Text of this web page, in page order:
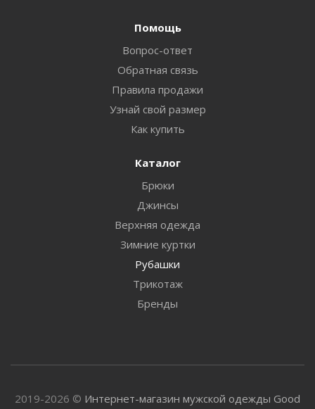
Помощь
Вопрос-ответ
Обратная связь
Правила продажи
Узнай свой размер
Как купить
Каталог
Брюки
Джинсы
Верхняя одежда
Зимние куртки
Рубашки
Трикотаж
Бренды
2019-2026 © Интернет-магазин мужской одежды Good